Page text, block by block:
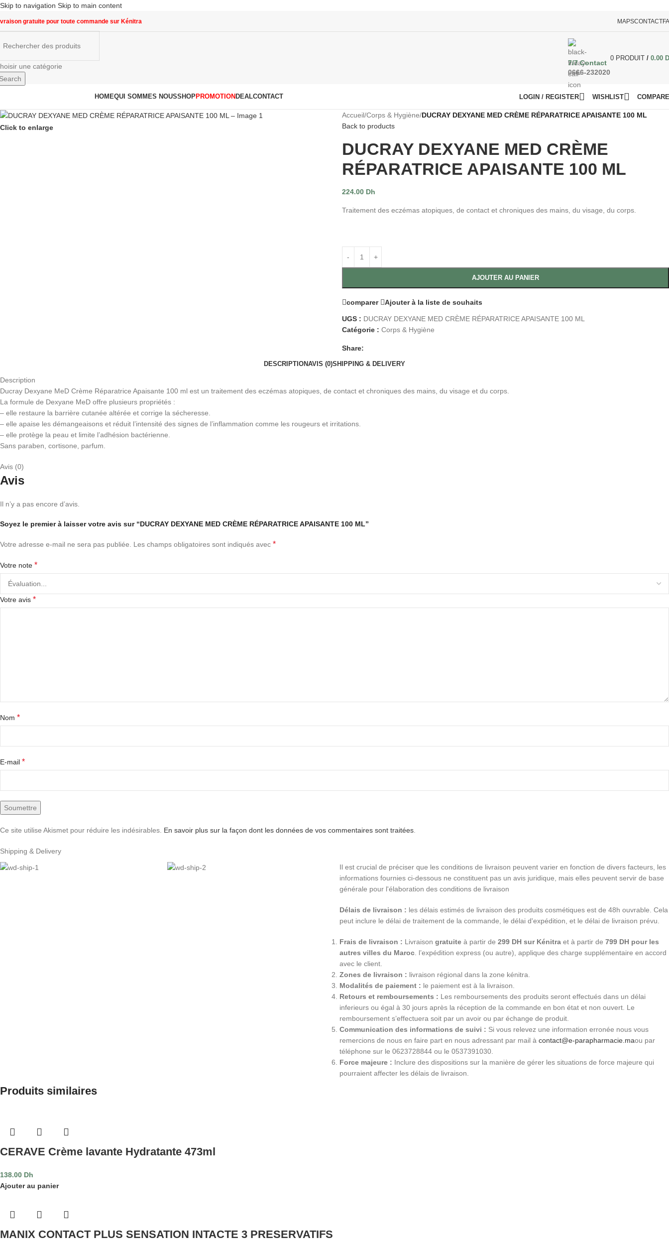
Skip to navigation Skip to main content
gratuite pour toute commande sur Kénitra MAPSCONTACT
une catégorie
7/7 Contact
0666-232020
0 PRODUIT / 0.00
HOMEQUI SOMMES NOUSSHOPPROMOTION DEALCONTACT LOGIN / REGISTER WISHLIST
Click to enlarge
Accueil/Corps & Hygiène/DUCRAY DEXYANE MED CRÈME RÉPARATRICE APAISANTE 100 ML
Back to products
DUCRAY DEXYANE MED CRÈME
RÉPARATRICE APAISANTE 100 ML
224.00 Dh
Traitement des eczémas atopiques, de contact et chroniques des mains, du visage, du corps.
AJOUTER AU PANIER
comparer Ajouter à la liste de souhaits
UGS : DUCRAY DEXYANE MED CRÈME RÉPARATRICE APAISANTE 100 ML
Catégorie : Corps & Hygiène
Share:
DESCRIPTIONAVIS (0)SHIPPING & DELIVERY
Description
Ducray Dexyane MeD Crème Réparatrice Apaisante 100 ml est un traitement des eczémas atopiques, de contact et chroniques des mains, du visage et du corps.
La formule de Dexyane MeD offre plusieurs propriétés :
– elle restaure la barrière cutanée altérée et corrige la sécheresse.
– elle apaise les démangeaisons et réduit l’intensité des signes de l’inflammation comme les rougeurs et irritations.
– elle protège la peau et limite l’adhésion bactérienne.
Sans paraben, cortisone, parfum.
Avis (0)
Avis
Il n’y a pas encore d’avis.
Soyez le premier à laisser votre avis sur “DUCRAY DEXYANE MED CRÈME RÉPARATRICE APAISANTE 100 ML”
Votre adresse e-mail ne sera pas publiée. Les champs obligatoires sont indiqués avec *
Votre note *
Votre avis *
Nom *
E-mail *
Ce site utilise Akismet pour réduire les indésirables. En savoir plus sur la façon dont les données de vos commentaires sont traitées
Shipping & Delivery
Il est crucial de préciser que les conditions de livraison peuvent varier en fonction de divers facteurs, les
informations fournies ci-dessous ne constituent pas un avis juridique, mais elles peuvent servir de base
générale pour l'élaboration des conditions de livraison
Délais de livraison : les délais estimés de livraison des produits cosmétiques est de 48h ouvrable. Cela
peut inclure le délai de traitement de la commande, le délai d'expédition, et le délai de livraison prévu.
Frais de livraison : Livraison gratuite à partir de 299 DH sur Kénitra et à partir de 799 DH pour les
autres villes du Maroc . l’expédition express (ou autre), applique des charge supplémentaire en accord
avec le client.
Zones de livraison : livraison régional dans la zone kénitra.
Modalités de paiement : le paiement est à la livraison.
Retours et remboursements : Les remboursements des produits seront effectués dans un délai
inferieurs ou égal à 30 jours après la réception de la commande en bon état et non ouvert. Le
remboursement s’effectuera soit par un avoir ou par échange de produit.
Communication des informations de suivi : Si vous relevez une information erronée nous vous
remercions de nous en faire part en nous adressant par mail à contact@e-parapharmacie.maou par
téléphone sur le 0623728844 ou le 0537391030.
Force majeure : Inclure des dispositions sur la manière de gérer les situations de force majeure qui
pourraient affecter les délais de livraison.
Produits similaires
CERAVE Crème lavante Hydratante 473ml
138.00 Dh
Ajouter au panier
MANIX CONTACT PLUS SENSATION INTACTE 3 PRESERVATIFS